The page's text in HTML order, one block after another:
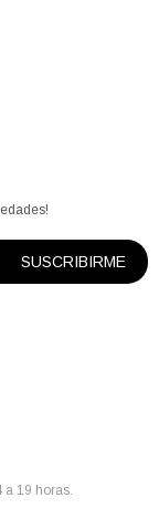
a 19 horas.
SUSCRIBIRME